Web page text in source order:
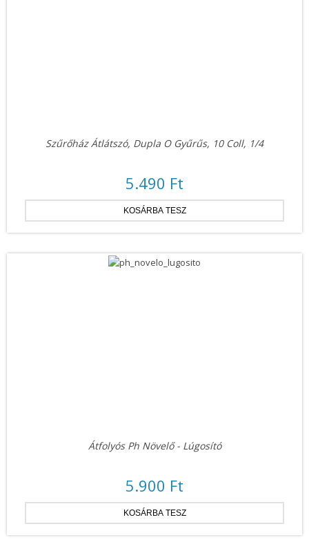
Szűrőház Átlátszó, Dupla O Gyűrűs, 10 Coll, 1/4
5.490 Ft
Átfolyós Ph Növelő - Lúgosító
5.900 Ft